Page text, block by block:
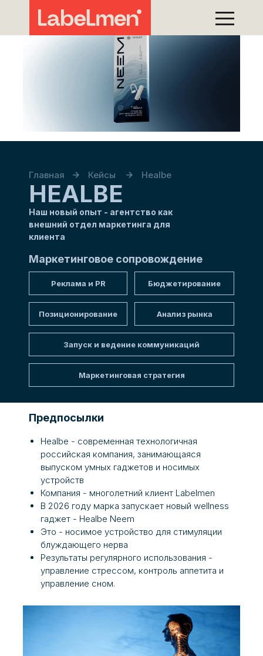
Главная Кейсы Healbe
HEALBE
Позиционирование
Запуск и ведение коммуникаций
Маркетинговая стратегия
Реклама и PR Бюджетирование
Анализ рынка
Наш новый опыт - агентство как
внешний отдел маркетинга для
клиента
Маркетинговое сопровождение
Предпосылки
Healbe - современная технологичная
российская компания, занимающаяся
выпуском умных гаджетов и носимых
устройств
Компания - многолетний клиент Labelmen
В 2026 году марка запускает новый wellness
гаджет - Healbe Neem
Это - носимое устройство для стимуляции
блуждающего нерва
Результаты регулярного использования -
управление стрессом, контроль аппетита и
управление сном.